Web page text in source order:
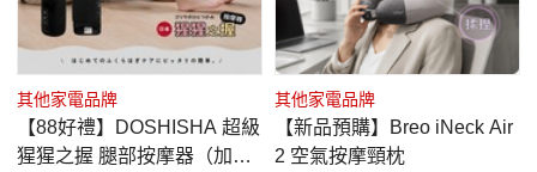
其他家電品牌
【88好禮】DOSHISHA 超級
猩猩之握 腿部按摩器（加強
其他家電品牌
【新品預購】Breo iNeck Air
2 空氣按摩頸枕